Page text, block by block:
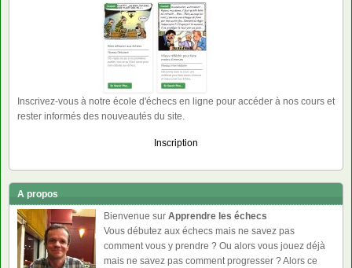
Inscrivez-vous à notre école d'échecs en ligne pour accéder à nos cours et
rester informés des nouveautés du site.
Inscription
A propos
Bienvenue sur Apprendre les échecs
Vous débutez aux échecs mais ne savez pas
comment vous y prendre ? Ou alors vous jouez déjà
mais ne savez pas comment progresser ? Alors ce